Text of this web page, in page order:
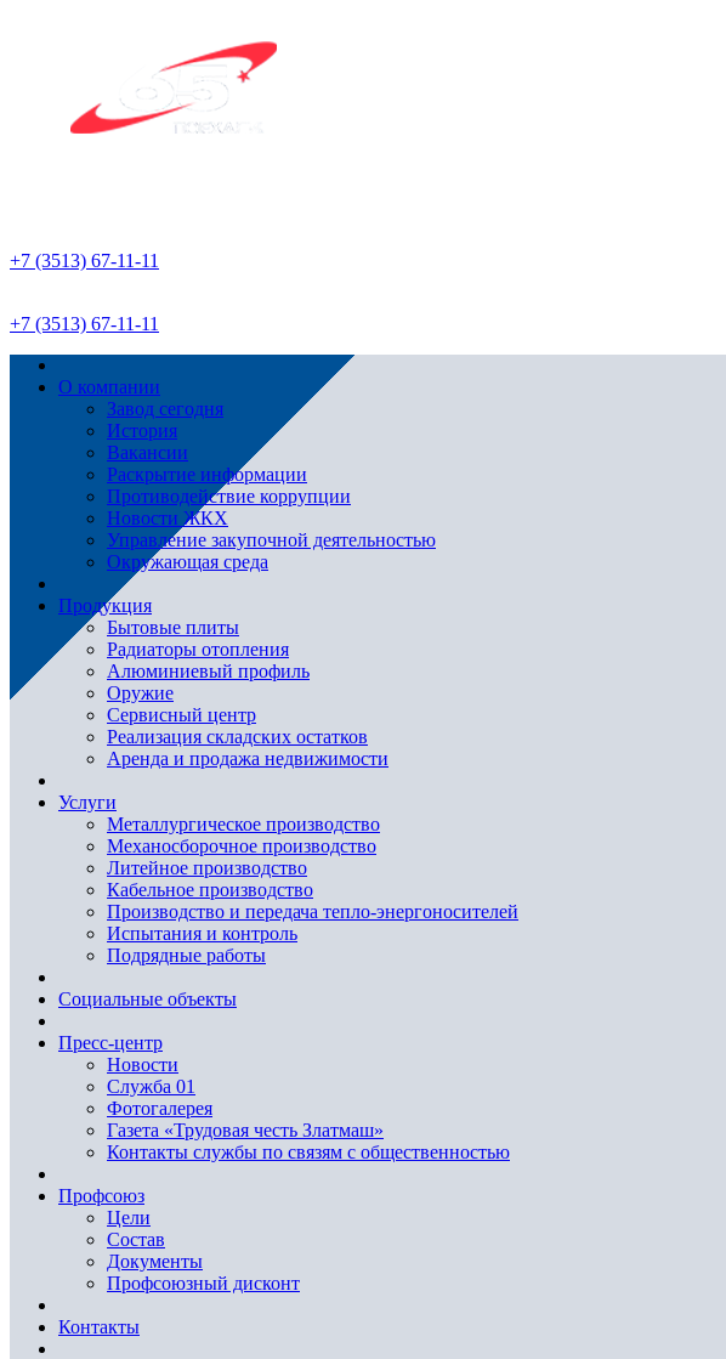
+7 (3513) 67-11-11
+7 (3513) 67-11-11
О компании
Завод сегодня
История
Вакансии
Раскрытие информации
Противодействие коррупции
Новости ЖКХ
Управление закупочной деятельностью
Окружающая среда
Продукция
Бытовые плиты
Радиаторы отопления
Алюминиевый профиль
Оружие
Сервисный центр
Реализация складских остатков
Аренда и продажа недвижимости
Услуги
Металлургическое производство
Механосборочное производство
Литейное производство
Кабельное производство
Производство и передача тепло-энергоносителей
Испытания и контроль
Подрядные работы
Социальные объекты
Пресс-центр
Новости
Служба 01
Фотогалерея
Газета «Трудовая честь Златмаш»
Контакты службы по связям с общественностью
Профсоюз
Цели
Состав
Документы
Профсоюзный дисконт
Контакты